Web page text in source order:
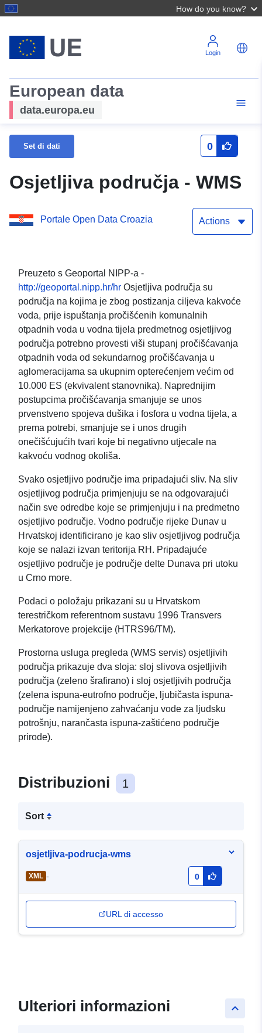
How do you know?
Login
European data
data.europa.eu
Set di dati 0
Osjetljiva područja - WMS
Portale Open Data Croazia Actions
Preuzeto s Geoportal NIPP-a -
http://geoportal.nipp.hr/hr Osjetljiva područja su
područja na kojima je zbog postizanja ciljeva kakvoće
voda, prije ispuštanja pročišćenih komunalnih
otpadnih voda u vodna tijela predmetnog osjetljivog
područja potrebno provesti viši stupanj pročišćavanja
otpadnih voda od sekundarnog pročišćavanja u
aglomeracijama sa ukupnim opterećenjem većim od
10.000 ES (ekvivalent stanovnika). Naprednijim
postupcima pročišćavanja smanjuje se unos
prvenstveno spojeva dušika i fosfora u vodna tijela, a
prema potrebi, smanjuje se i unos drugih
onečišćujućih tvari koje bi negativno utjecale na
kakvoću vodnog okoliša.
Svako osjetljivo područje ima pripadajući sliv. Na sliv
osjetljivog područja primjenjuju se na odgovarajući
način sve odredbe koje se primjenjuju i na predmetno
osjetljivo područje. Vodno područje rijeke Dunav u
Hrvatskoj identificirano je kao sliv osjetljivog područja
koje se nalazi izvan teritorija RH. Pripadajuće
osjetljivo područje je područje delte Dunava pri utoku
u Crno more.
Podaci o položaju prikazani su u Hrvatskom
terestričkom referentnom sustavu 1996 Transvers
Merkatorove projekcije (HTRS96/TM).
Prostorna usluga pregleda (WMS servis) osjetljivih
područja prikazuje dva sloja: sloj slivova osjetljivih
područja (zeleno šrafirano) i sloj osjetljivih područja
(zelena ispuna-eutrofno područje, ljubičasta ispuna-
područje namijenjeno zahvaćanju vode za ljudsku
potrošnju, narančasta ispuna-zaštićeno područje
prirode).
Distribuzioni 1
Sort
osjetljiva-podrucja-wms
XML - 0
URL di accesso
keyboard_arrow_up
Ulteriori informazioni